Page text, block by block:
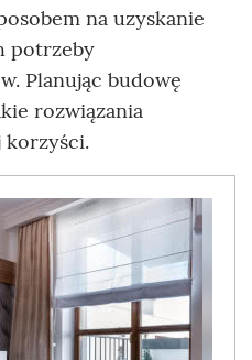
na uzyskanie
potrzeby
Planując budowę
rozwiązania
korzyści.